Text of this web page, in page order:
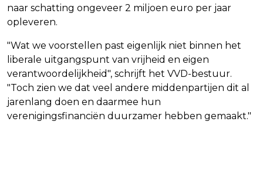
naar schatting ongeveer 2 miljoen euro per jaar
opleveren.
"Wat we voorstellen past eigenlijk niet binnen het
liberale uitgangspunt van vrijheid en eigen
verantwoordelijkheid", schrijft het VVD-bestuur.
"Toch zien we dat veel andere middenpartijen dit al
jarenlang doen en daarmee hun
verenigingsfinanciën duurzamer hebben gemaakt."